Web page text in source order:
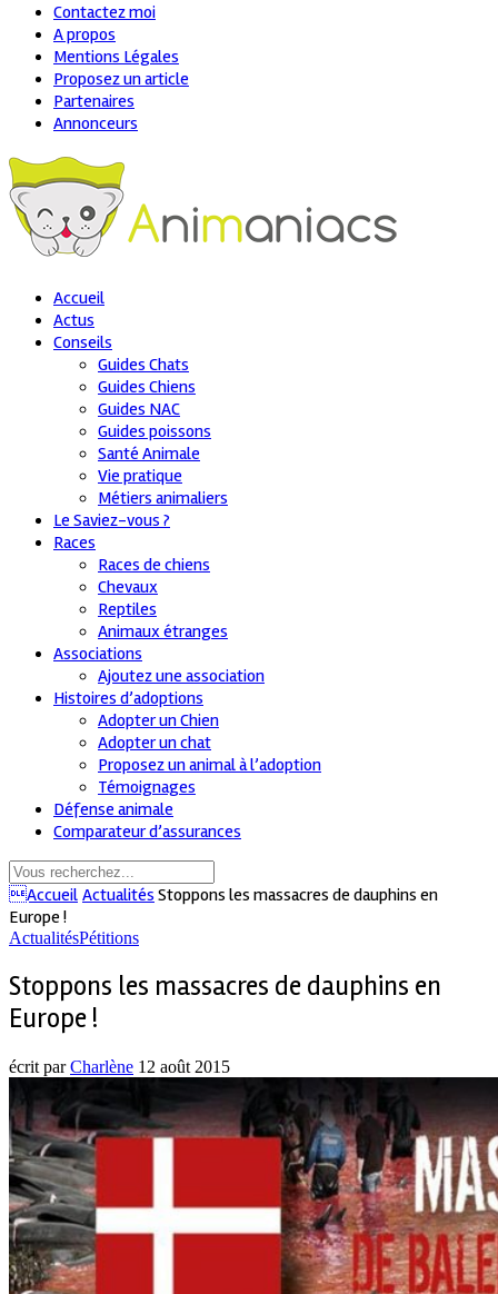
Contactez moi
A propos
Mentions Légales
Proposez un article
Partenaires
Annonceurs
Accueil
Actus
Conseils
Guides Chats
Guides Chiens
Guides NAC
Guides poissons
Santé Animale
Vie pratique
Métiers animaliers
Le Saviez-vous ?
Races
Races de chiens
Chevaux
Reptiles
Animaux étranges
Associations
Ajoutez une association
Histoires d’adoptions
Adopter un Chien
Adopter un chat
Proposez un animal à l’adoption
Témoignages
Défense animale
Comparateur d’assurances
Accueil Actualités Stoppons les massacres de dauphins en
Europe !
ActualitésPétitions
Stoppons les massacres de dauphins en
Europe !
écrit parCharlène 12 août 2015